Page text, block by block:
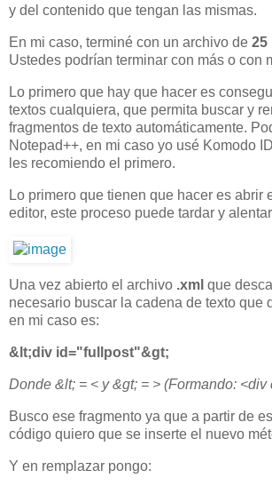
y del contenido que tengan las mismas.
En mi caso, terminé con un archivo de 25
Ustedes podrían terminar con más o con
Lo primero que hay que hacer es
textos cualquiera, que permita buscar y
fragmentos de texto automáticamente.
Notepad++, en mi caso yo usé Komodo
les recomiendo el primero.
Lo primero que tienen que hacer es abrir
editor, este proceso puede tardar y
Una vez abierto el archivo .xml que
necesario buscar la cadena de texto que
en mi caso es:
&lt;div id="fullpost"&gt;
Donde &lt; = < y &gt; = > (Formando: <div
Busco ese fragmento ya que a partir de
código quiero que se inserte el nuevo
Y en remplazar pongo: